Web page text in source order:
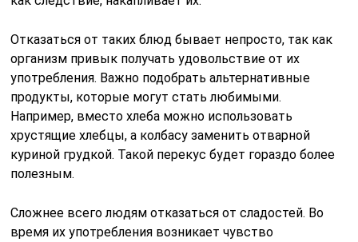
Отказаться от таких блюд бывает непросто, так как
организм привык получать удовольствие от их
употребления. Важно подобрать альтернативные
продукты, которые могут стать любимыми.
Например, вместо хлеба можно использовать
хрустящие хлебцы, а колбасу заменить отварной
куриной грудкой. Такой перекус будет гораздо более
полезным.
Сложнее всего людям отказаться от сладостей. Во
время их употребления возникает чувство